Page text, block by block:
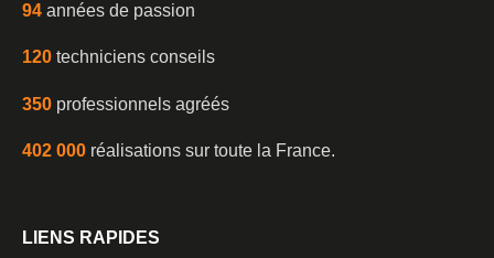
94 années de passion
120 techniciens conseils
350 professionnels agréés
402 000 réalisations sur toute la France.
LIENS RAPIDES